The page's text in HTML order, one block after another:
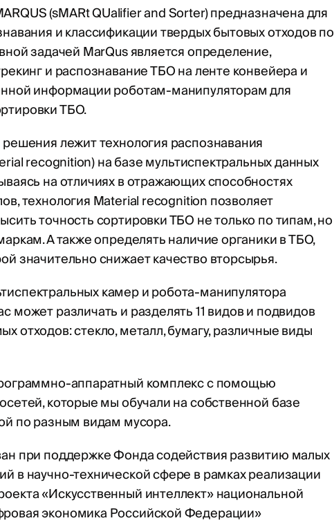
(sMARt QUalifier and Sorter) предназначена для
и классификации твердых бытовых отходов по
задачей MarQus является определение,
и распознавание ТБО на ленте конвейера и
информации роботам-манипуляторам для
ТБО.
лежит технология распознавания
recognition) на базе мультиспектральных данных
на отличиях в отражающих способностях
технология Material recognition позволяет
точность сортировки ТБО не только по типам, но
А также определять наличие органики в ТБО,
значительно снижает качество вторсырья.
камер и робота-манипулятора
может различать и разделять 11 видов и подвидов
отходов: стекло, металл, бумагу, различные виды
аппаратный комплекс с помощью
которые мы обучали на собственной базе
по разным видам мусора.
при поддержке Фонда содействия развитию малых
в научно-технической сфере в рамках реализации
«Искусственный интеллект» национальной
экономика Российской Федерации»